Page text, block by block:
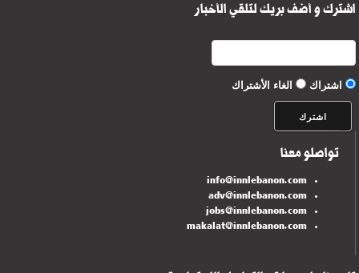
اشترك و أضف بريك لتلقي الأخبار
اشتراك الغاء الأشتراك
تواصلو معنا
info@innlebanon.com
adv@innlebanon.com
jobs@innlebanon.com
makalat@innlebanon.com